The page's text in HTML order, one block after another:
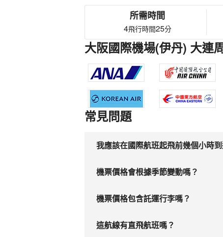
所需時間
4飛行時間25分
大阪國際機場(伊丹) 大連
常見問題
我應該在國際航班起飛前幾個小時
機票價格會根據季節變動嗎？
機票價格包含託運行李嗎？
這航線有直飛航班嗎？